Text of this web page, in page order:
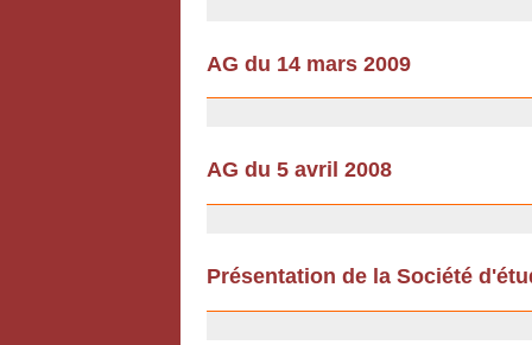
AG du 14 mars 2009
AG du 5 avril 2008
Présentation de la Société